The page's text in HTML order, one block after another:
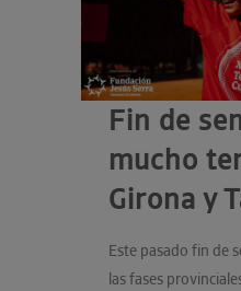
Fin de
mucho
Girona y
Este pasado fin de
las fases